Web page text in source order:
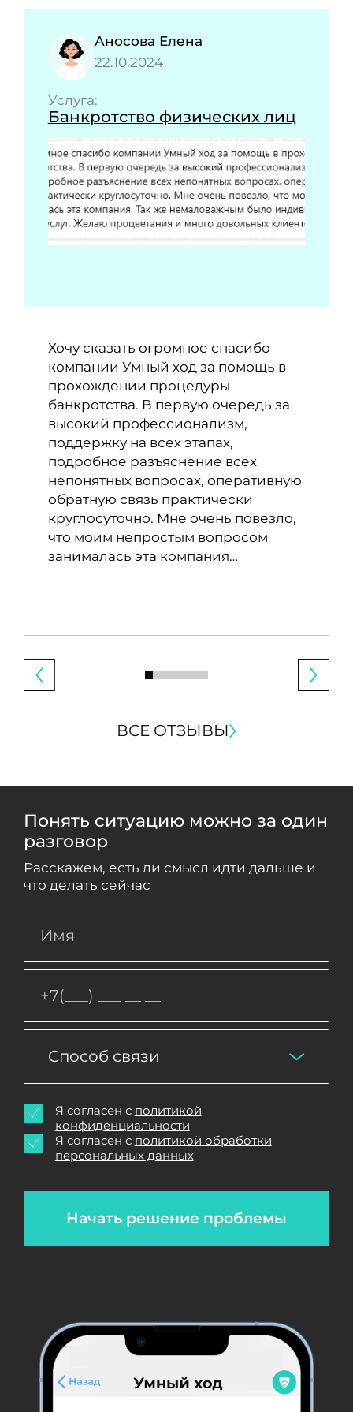
Аносова Елена
22.10.2024
Услуга:
Банкротство физических лиц
Хочу сказать огромное спасибо
компании Умный ход за помощь в
прохождении процедуры
банкротства. В первую очередь за
высокий профессионализм,
поддержку на всех этапах,
подробное разъяснение всех
непонятных вопросах, оперативную
обратную связь практически
круглосуточно. Мне очень повезло,
что моим непростым вопросом
занималась эта компания…
ВСЕ ОТЗЫВЫ
Понять ситуацию можно за один
разговор
Расскажем, есть ли смысл идти дальше и
что делать сейчас
Способ связи
Начать решение проблемы
Я согласен с политикой
конфиденциальности
Я согласен с политикой обработки
персональных данных